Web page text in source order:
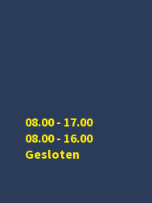
08.00 - 17.00
08.00 - 16.00
Gesloten